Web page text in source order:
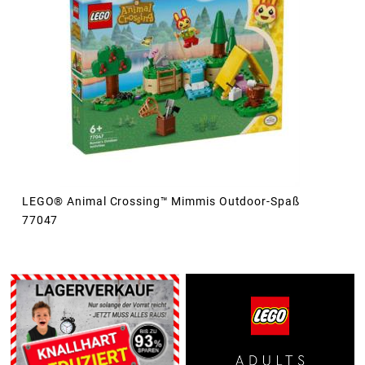
LEGO® Animal Crossing™ Mimmis Outdoor-Spaß
77047